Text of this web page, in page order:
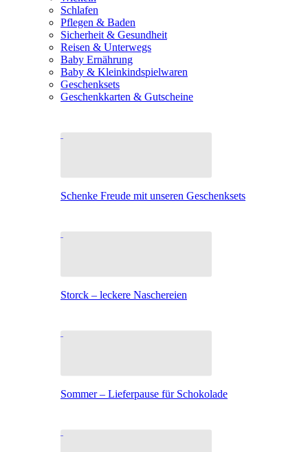
Schlafen
Pflegen & Baden
Sicherheit & Gesundheit
Reisen & Unterwegs
Baby Ernährung
Baby & Kleinkindspielwaren
Geschenksets
Geschenkkarten & Gutscheine
Schenke Freude mit unseren Geschenksets
Storck – leckere Naschereien
Sommer – Lieferpause für Schokolade